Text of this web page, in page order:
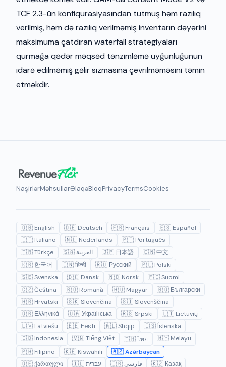
TCF 2.3-ün konfiqurasiyasından tutmuş həm razılıq
verilmiş, həm də razılıq verilməmiş inventarın dəyərini
maksimuma çatdıran waterfall strategiyaları
qurmağa qədər məqsəd tənzimləmə uyğunluğunun
idarə edilməmiş gəlir sızmasına çevrilməməsini təmin
etməkdir.
NaşirlərMəhsullarƏlaqəBloqPrivacyTermsCookies
🇬🇧 English 🇩🇪 Deutsch 🇫🇷 Français
🇪🇸 Español
🇮🇹 Italiano
🇳🇱 Nederlands
🇵🇹 Português
🇹🇷 Türkçe
🇸🇦 العربية 🇯🇵 日本語
🇨🇳 中文
🇰🇷 한국어
🇮🇳 हिन्दी 🇷🇺 Русский
🇵🇱 Polski
🇸🇪 Svenska
🇩🇰 Dansk 🇳🇴 Norsk
🇫🇮 Suomi
🇨🇿 Čeština
🇷🇴 Română 🇭🇺 Magyar
🇧🇬 Български
🇭🇷 Hrvatski
🇸🇰 Slovenčina
🇸🇮 Slovenščina
🇬🇷 Ελληνικά
🇺🇦 Українська 🇷🇸 Srpski
🇱🇹 Lietuvių
🇱🇻 Latviešu
🇪🇪 Eesti 🇦🇱 Shqip
🇮🇸 Íslenska
🇮🇩 Indonesia
🇻🇳 Tiếng Việt 🇹🇭 ไทย
🇲🇾 Melayu
🇵🇭 Filipino
🇰🇪 Kiswahili
🇦🇿 Azərbaycan
🇬🇪 ქართული
🇮🇱 עברית 🇮🇷 فارسی 🇰🇿 Қазақ